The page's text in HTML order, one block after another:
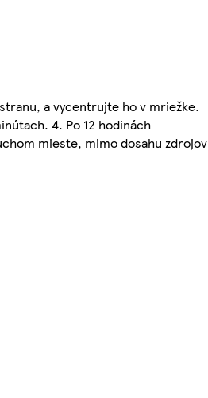
a vycentrujte ho v mriežke.
4. Po 12 hodinách
mieste, mimo dosahu zdrojov